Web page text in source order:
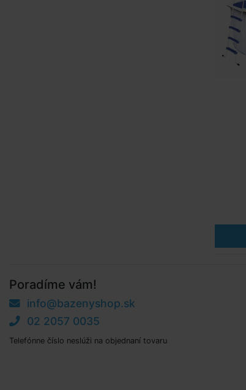
Poradíme vám!
info@bazenyshop.sk
02 2057 0035
Telefónne číslo neslúži na objednaní tovaru